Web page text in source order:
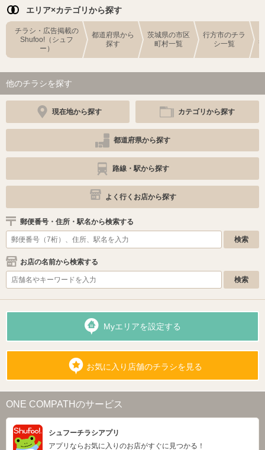
エリア×カテゴリから探す
チラシ・広告掲載の
Shufoo!（シュフ
ー）
都道府県から
探す
茨城県の市区
町村一覧
行方市のチラ
シ一覧
他のチラシを探す
現在地から探す カテゴリから探す
都道府県から探す
路線・駅から探す
よく行くお店から探す
郵便番号・住所・駅名から検索する
お店の名前から検索する
Myエリアを設定する
お気に入り店舗のチラシを見る
ONE COMPATHのサービス
シュフーチラシアプリ
アプリならお気に入りのお店がすぐに見つかる！